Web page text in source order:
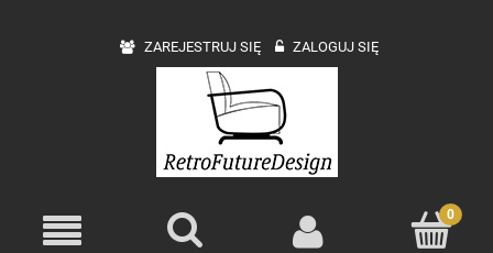
ZAREJESTRUJ SIĘ ZALOGUJ SIĘ